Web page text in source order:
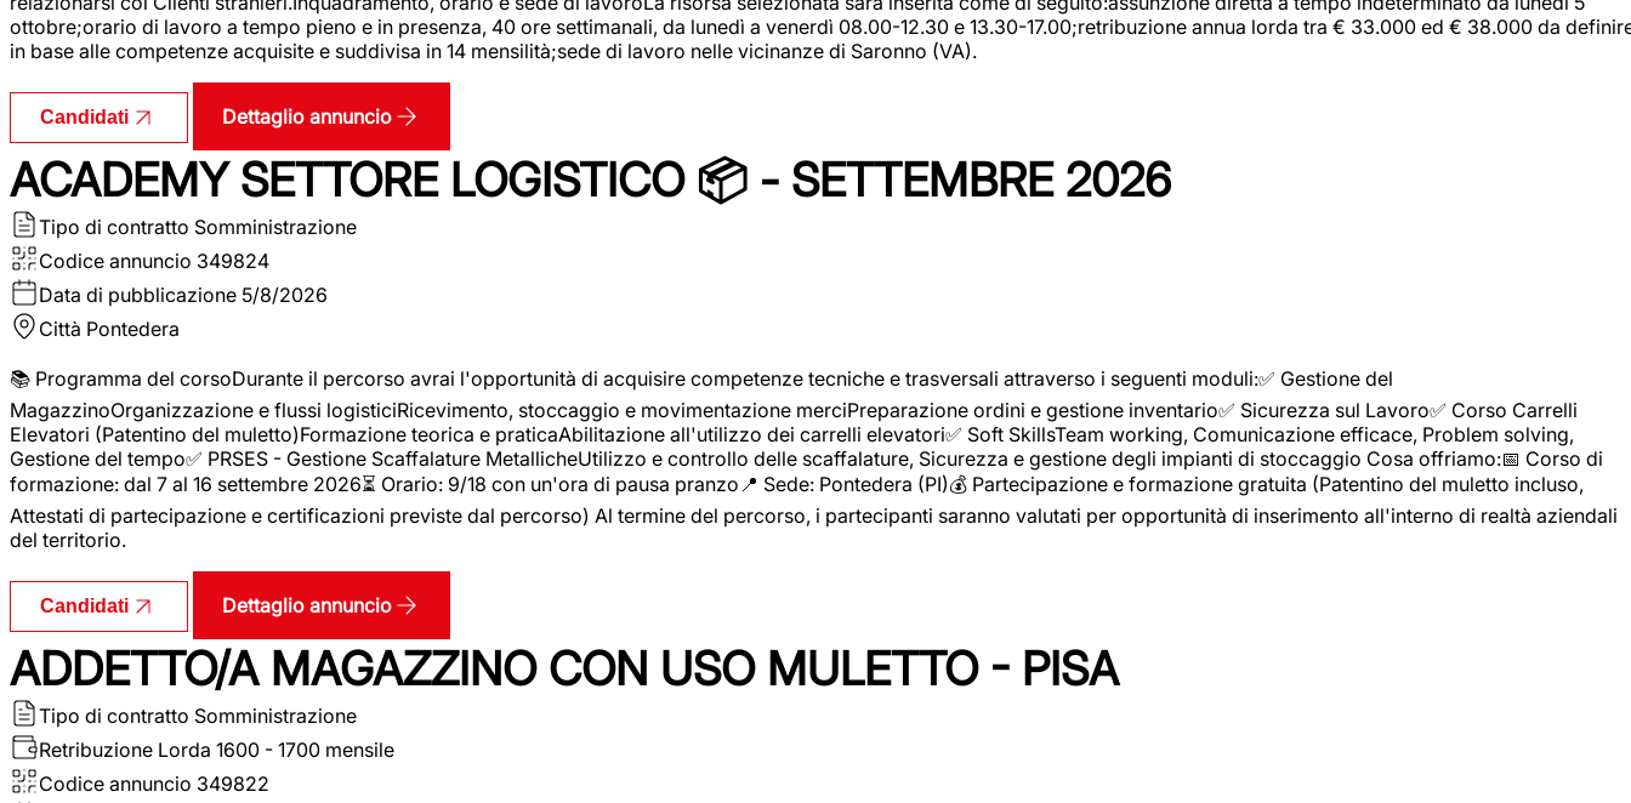
ottobre;orario di lavoro a tempo pieno e in presenza, 40 ore settimanali, da lunedì a venerdì 08.00-12.30 e 13.30-17.00;retribuzione annua lorda tra € 33.000 ed € 38.000 da
in base alle competenze acquisite e suddivisa in 14 mensilità;sede di lavoro nelle vicinanze di Saronno (VA).
Candidati Dettaglio annuncio
ACADEMY SETTORE LOGISTICO 📦 - SETTEMBRE 2026
Tipo di contratto Somministrazione
Codice annuncio 349824
Data di pubblicazione 5/8/2026
Città Pontedera
📚 Programma del corsoDurante il percorso avrai l'opportunità di acquisire competenze tecniche e trasversali attraverso i seguenti moduli:✅ Gestione del
MagazzinoOrganizzazione e flussi logisticiRicevimento, stoccaggio e movimentazione merciPreparazione ordini e gestione inventario✅ Sicurezza sul Lavoro✅ Corso Carrelli
Elevatori (Patentino del muletto)Formazione teorica e praticaAbilitazione all'utilizzo dei carrelli elevatori✅ Soft SkillsTeam working, Comunicazione efficace, Problem solving,
Gestione del tempo✅ PRSES - Gestione Scaffalature MetallicheUtilizzo e controllo delle scaffalature, Sicurezza e gestione degli impianti di stoccaggio Cosa offriamo:📅 Corso di
formazione: dal 7 al 16 settembre 2026⏳ Orario: 9/18 con un'ora di pausa pranzo📍 Sede: Pontedera (PI)💰 Partecipazione e formazione gratuita (Patentino del muletto incluso,
Attestati di partecipazione e certificazioni previste dal percorso) Al termine del percorso, i partecipanti saranno valutati per opportunità di inserimento all'interno di realtà aziendali
del territorio.
Candidati Dettaglio annuncio
ADDETTO/A MAGAZZINO CON USO MULETTO - PISA
Tipo di contratto Somministrazione
Retribuzione Lorda 1600 - 1700 mensile
Codice annuncio 349822